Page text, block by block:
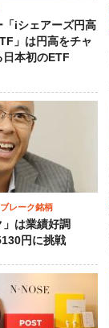
「iシェアーズ円高
」は円高をチャ
日本初のETF
レーク銘柄
」は業績好調
円に挑戦